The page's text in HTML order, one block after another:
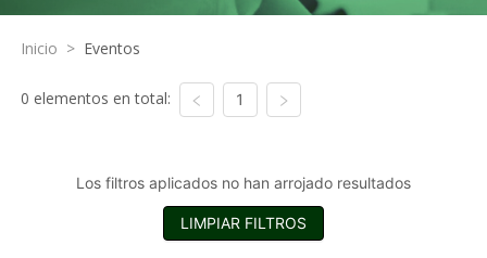
Inicio > Eventos
0 elementos en total: 1
Los filtros aplicados no han arrojado resultados
LIMPIAR FILTROS